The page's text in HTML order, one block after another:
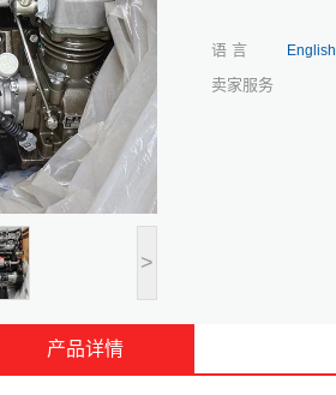
>
语 言 English
卖家服务
产品详情